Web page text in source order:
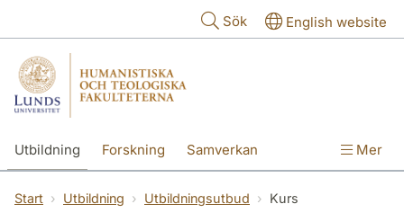
Sök English website
Utbildning Forskning Samverkan Mer
Start Utbildning Utbildningsutbud
Kurs